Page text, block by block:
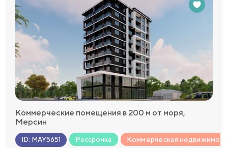
Коммерческие помещения в 200 м от моря,
Мерсин
ID: MAY5651 Рассрочка Коммерческая